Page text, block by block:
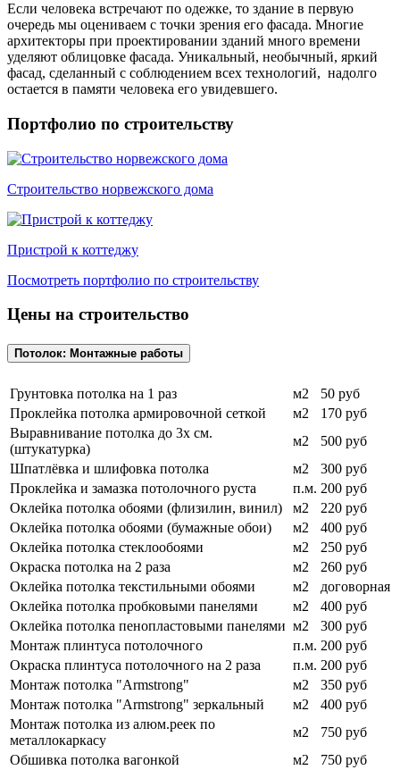
Если человека встречают по одежке, то здание в первую
очередь мы оцениваем с точки зрения его фасада. Многие
архитекторы при проектировании зданий много времени
уделяют облицовке фасада. Уникальный, необычный, яркий
фасад, сделанный с соблюдением всех технологий, надолго
остается в памяти человека его увидевшего.
Портфолио по строительству
Строительство норвежского дома
Пристрой к коттеджу
Посмотреть портфолио по строительству
Цены на строительство
Потолок: Монтажные работы
Грунтовка потолка на 1 раз м2
50 руб
Проклейка потолка армировочной сеткой
м2
170 руб
Выравнивание потолка до 3х см.
(штукатурка)
м2
500 руб
Шпатлёвка и шлифовка потолка
м2
300 руб
Проклейка и замазка потолочного руста
п.м. 200 руб
Оклейка потолка обоями (флизилин, винил)
м2
220 руб
Оклейка потолка обоями (бумажные обои)
м2
400 руб
Оклейка потолка стеклообоями
м2
250 руб
Окраска потолка на 2 раза
м2
260 руб
Оклейка потолка текстильными обоями
м2
договорная
Оклейка потолка пробковыми панелями
м2
400 руб
Оклейка потолка пенопластовыми панелями м2
300 руб
Монтаж плинтуса потолочного
п.м. 200 руб
Окраска плинтуса потолочного на 2 раза
п.м. 200 руб
Монтаж потолка "Armstrong"
м2
350 руб
Монтаж потолка "Armstrong" зеркальный
м2
400 руб
Монтаж потолка из алюм.реек по
металлокаркасу
м2
750 руб
Обшивка потолка вагонкой
м2
750 руб